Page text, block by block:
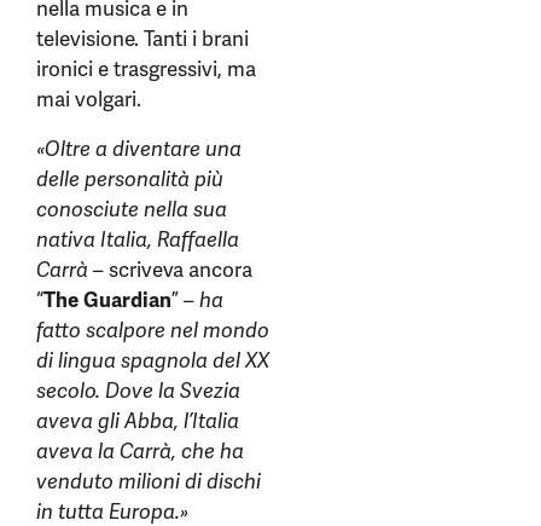
nella musica e in
televisione. Tanti i brani
ironici e trasgressivi, ma
mai volgari.
«Oltre a diventare una
delle personalità più
conosciute nella sua
nativa Italia, Raffaella
Carrà – scriveva ancora
“The Guardian” –ha
fatto scalpore nel mondo
di lingua spagnola del XX
secolo. Dove la Svezia
aveva gli Abba, l’Italia
aveva la Carrà, che ha
venduto milioni di dischi
in tutta Europa.»